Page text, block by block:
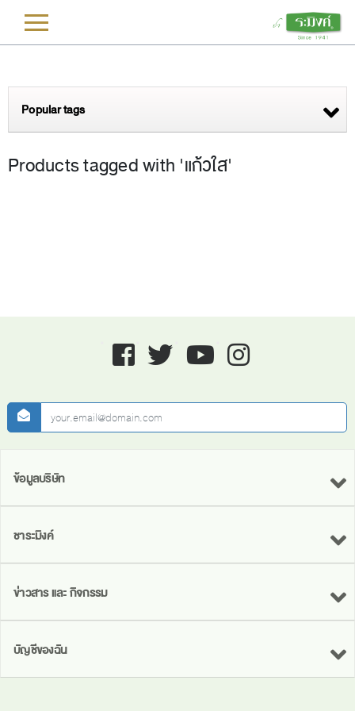
Popular tags
Products tagged with 'แก้วใส'
Facebook twitter youtube instagram
newsletter
ข้อมูลบริษัท
ชาระมิงค์
ข่าวสาร และ กิจกรรม
บัญชีของฉัน